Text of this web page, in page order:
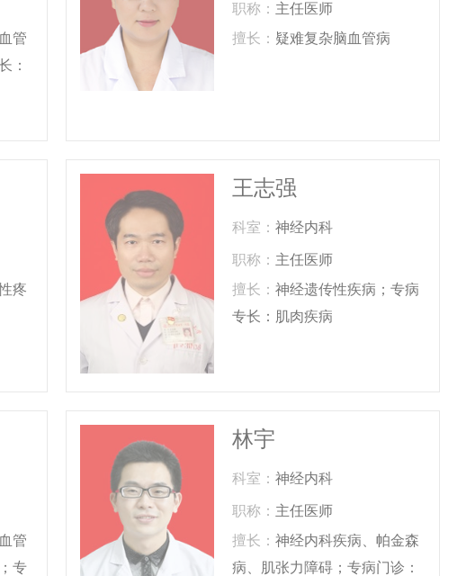
管
：
职称： 主任医师
擅长： 疑难复杂脑血管病
疼
王志强
科室： 神经内科
职称： 主任医师
擅长： 神经遗传性疾病；专病
专长：肌肉疾病
管
专
林宇
科室： 神经内科
职称： 主任医师
擅长： 神经内科疾病、帕金森
病、肌张力障碍；专病门诊：